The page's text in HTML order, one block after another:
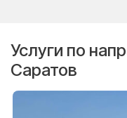
Услуги по
Саратов